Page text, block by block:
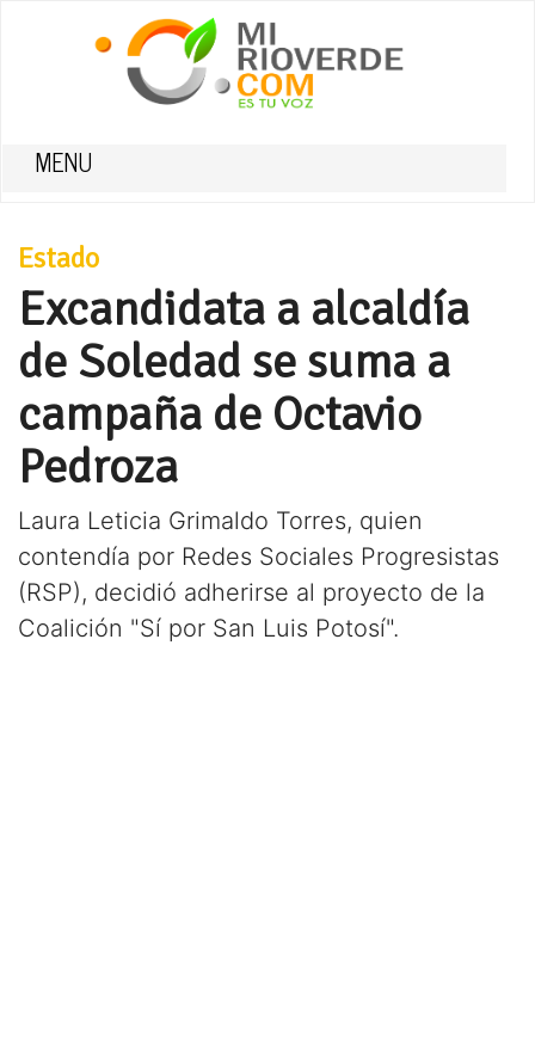
MENU
Estado
Excandidata a alcaldía
de Soledad se suma a
campaña de Octavio
Pedroza
Laura Leticia Grimaldo Torres, quien
contendía por Redes Sociales Progresistas
(RSP), decidió adherirse al proyecto de la
Coalición "Sí por San Luis Potosí".